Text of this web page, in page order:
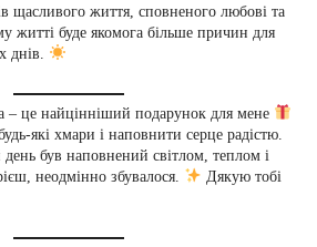
щасливого життя, сповненого любові та
житті буде якомога більше причин для
днів.
це найцінніший подарунок для мене
які хмари і наповнити серце радістю.
був наповнений світлом, теплом і
неодмінно збувалося.
Дякую тобі